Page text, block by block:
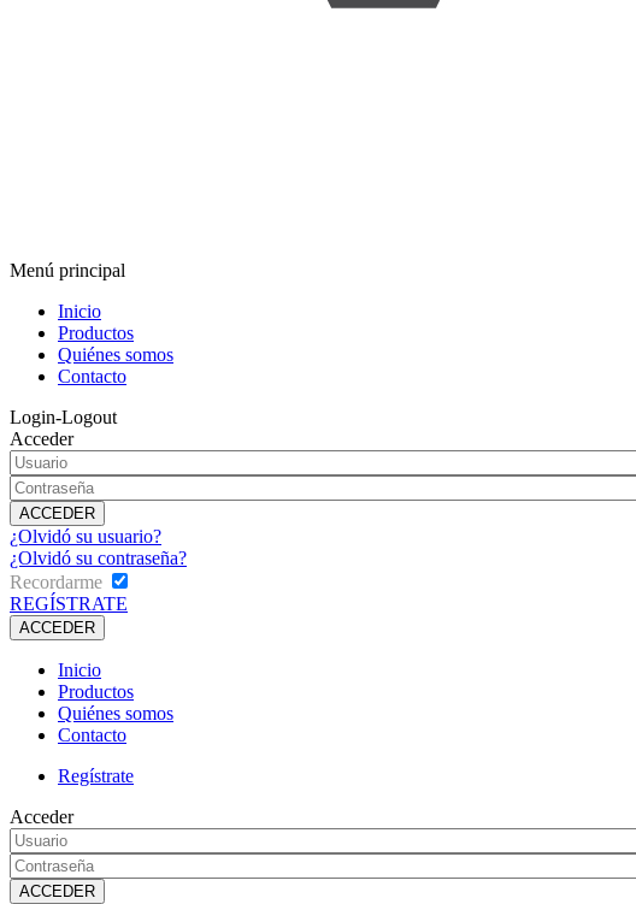
Menú principal
Inicio
Productos
Quiénes somos
Contacto
Login-Logout
Acceder
¿Olvidó su usuario?
¿Olvidó su contraseña?
Recordarme
REGÍSTRATE
Inicio
Productos
Quiénes somos
Contacto
Regístrate
Acceder